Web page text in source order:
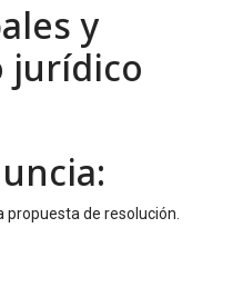
y
jurídico
propuesta de resolución.